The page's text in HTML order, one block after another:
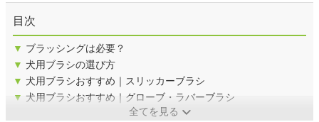
目次
▼ ブラッシングは必要？
▼ 犬用ブラシの選び方
▼ 犬用ブラシおすすめ｜スリッカーブラシ
▼ 犬用ブラシおすすめ｜グローブ・ラバーブラシ
全てを見る